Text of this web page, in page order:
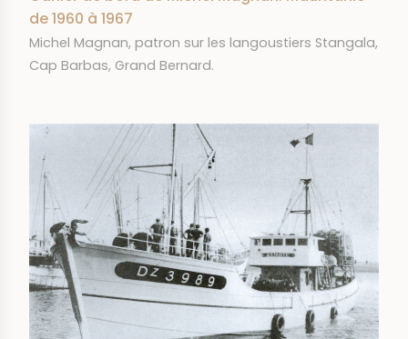
de 1960 à 1967
RÉSUMÉ
Michel Magnan, patron sur les langoustiers Stangala,
Cap Barbas, Grand Bernard.
IMAGE